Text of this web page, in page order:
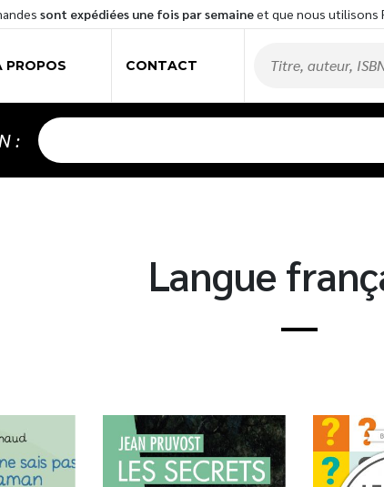
sont expédiées une fois par semaineet que nous utilisons
PROPOS CONTACT
:
Langue